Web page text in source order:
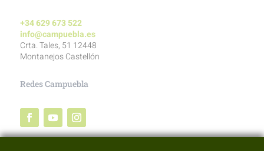
+34 629 673 522
info@campuebla.es
Crta. Tales, 51 12448
Montanejos Castellón
Redes Campuebla